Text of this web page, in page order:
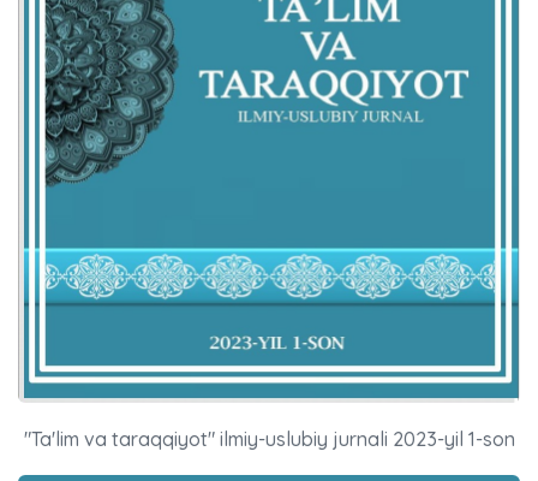
"Ta'lim va taraqqiyot" ilmiy-uslubiy jurnali 2023-yil 1-son